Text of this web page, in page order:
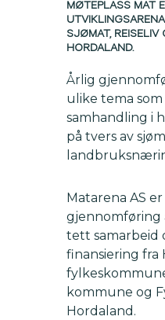
MØTEPLASS MAT
SJØMAT, REISELIV
HORDALAND.
Årlig
ulike tema
samhandling i
på tvers av
Matarena AS
gjennomføring
tett samarbeid
finansiering fra
kommune og
Hordaland.